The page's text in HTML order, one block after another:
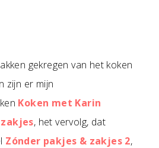
gekregen van het koken
zijn er mijn
Koken met Karin
, het vervolg, dat
Zónder pakjes & zakjes 2,